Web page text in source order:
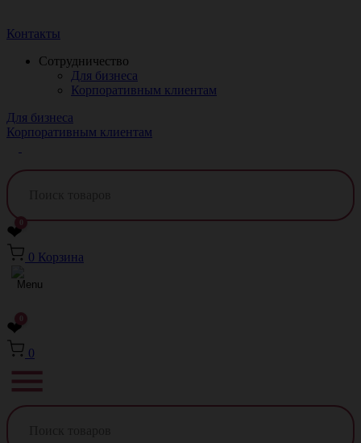
Контакты
Сотрудничество
Для бизнеса
Корпоративным клиентам
Для бизнеса
Корпоративным клиентам
❤0
0 Корзина
❤0
0